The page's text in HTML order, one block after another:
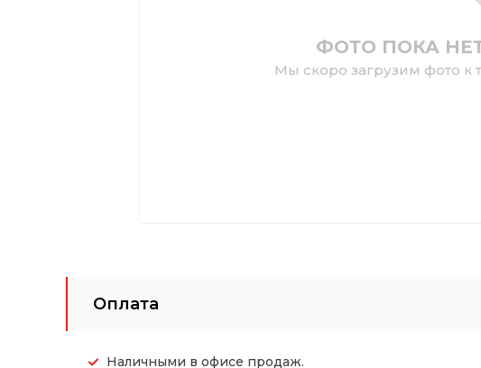
ФОТО ПОКА
Мы скоро загрузим фото к
Оплата
Наличными в офисе продаж.